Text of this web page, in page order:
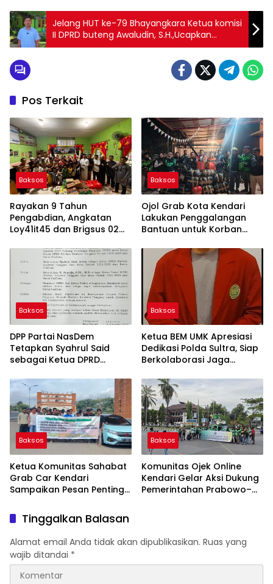
Jelang HUT ke-79 Bhayangkara Ketua komisi
II DPRD buteng Awaludin, S.H.,Ucapkan
Selamat dan Apresiasi Kinerja Polri dalam
Pos Terkait
Baksos
Rayakan 9 Tahun
Pengabdian, Angkatan
Loy41it45 dan Brigsus 02
Sosial
Baksos
Ojol Grab Kota Kendari
Lakukan Penggalangan
Bantuan untuk Korban
dan Aceh
Baksos
DPP Partai NasDem
Tetapkan Syahrul Said
sebagai Ketua DPRD
Masa Jabatan 2024–2029
Baksos
Ketua BEM UMK Apresiasi
Dedikasi Polda Sultra, Siap
Berkolaborasi Jaga
Baksos
Ketua Komunitas Sahabat
Grab Car Kendari
Sampaikan Pesan Penting
Nasional 2025
Baksos
Komunitas Ojek Online
Kendari Gelar Aksi Dukung
Pemerintahan Prabowo–
Tinggalkan Balasan
Alamat email Anda tidak akan dipublikasikan. Ruas yang
wajib ditandai *